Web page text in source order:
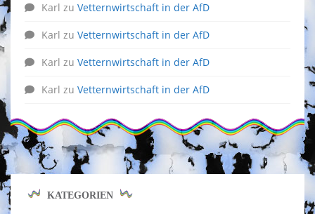
Karl zu Vetternwirtschaft in der AfD
Karl zu Vetternwirtschaft in der AfD
Karl zu Vetternwirtschaft in der AfD
Karl zu Vetternwirtschaft in der AfD
KATEGORIEN